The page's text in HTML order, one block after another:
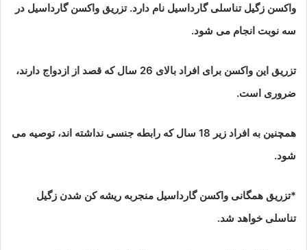
واکسن زگیل تناسلی گارداسیل نام دارد. تزریق واکسن گارداسیل در
سه نوبت انجام می شود.
تزریق این واکسن برای افراد بالای 26 سال که قصد از ازدواج دارند،
ضروری است.
همچنین به افراد زیر 18 سال که رابطه جنسی نداشته اند، توصیه می
شود.
*تزریق همگانی واکسن گارداسیل منجربه ریشه کن شدن زگیل
تناسلی خواهد شد.